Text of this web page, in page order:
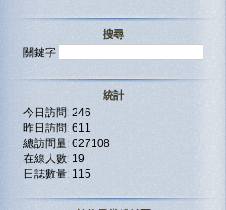
搜尋
關鍵字
統計
今日訪問: 246
昨日訪問: 611
總訪問量: 627108
在線人數: 19
日誌數量: 115